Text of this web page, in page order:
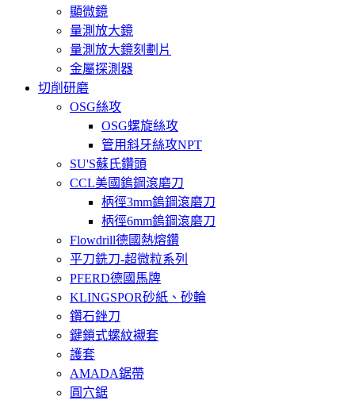
顯微鏡
量測放大鏡
量測放大鏡刻劃片
金屬探測器
切削研磨
OSG絲攻
OSG螺旋絲攻
管用斜牙絲攻NPT
SU'S蘇氏鑽頭
CCL美國鎢鋼滾磨刀
柄徑3mm鎢鋼滾磨刀
柄徑6mm鎢鋼滾磨刀
Flowdrill德國熱熔鑽
平刀銑刀-超微粒系列
PFERD德國馬牌
KLINGSPOR砂紙、砂輪
鑽石銼刀
鍵鎖式螺紋襯套
護套
AMADA鋸帶
圓穴鋸